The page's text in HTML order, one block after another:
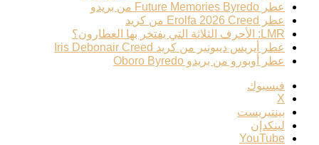
عطر Future Memories Byredo من بريدو
عطر Erolfa 2026 Creed من كريد
LMR: الأحرف الثلاثة التي يفتخر بها العطارون؟
عطر أيريس ديبونير من كريد Iris Debonair Creed
عطر أوبورو من بريدو Oboro Byredo
فيسبوك
‫X
بينتيريست
لينكدإن
‫YouTube